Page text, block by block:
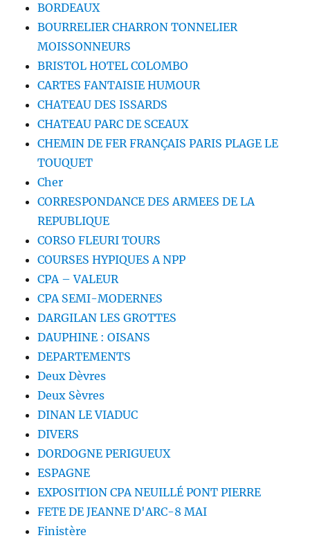
BORDEAUX
BOURRELIER CHARRON TONNELIER
MOISSONNEURS
BRISTOL HOTEL COLOMBO
CARTES FANTAISIE HUMOUR
CHATEAU DES ISSARDS
CHATEAU PARC DE SCEAUX
CHEMIN DE FER FRANÇAIS PARIS PLAGE LE
TOUQUET
Cher
CORRESPONDANCE DES ARMEES DE LA
REPUBLIQUE
CORSO FLEURI TOURS
COURSES HYPIQUES A NPP
CPA – VALEUR
CPA SEMI-MODERNES
DARGILAN LES GROTTES
DAUPHINE : OISANS
DEPARTEMENTS
Deux Dèvres
Deux Sèvres
DINAN LE VIADUC
DIVERS
DORDOGNE PERIGUEUX
ESPAGNE
EXPOSITION CPA NEUILLÉ PONT PIERRE
FETE DE JEANNE D'ARC-8 MAI
Finistère